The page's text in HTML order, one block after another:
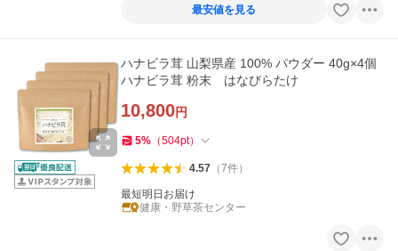
最安値を見る
ハナビラ茸 山梨県産 100% パウダー 40g×4個
ハナビラ茸 粉末 はなびらたけ
10,800円
5% （504pt）
4.57（7件）
最短明日お届け
健康・野草茶センター